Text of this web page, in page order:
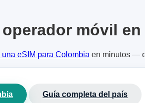
móvil
una eSIM para Colombia en minutos —
Guía completa del país